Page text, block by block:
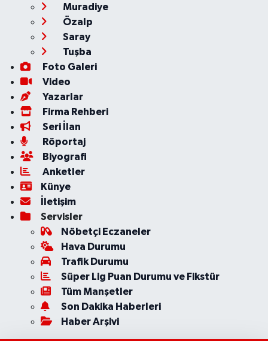
Muradiye
Özalp
Saray
Tuşba
Foto Galeri
Video
Yazarlar
Firma Rehberi
Seri İlan
Röportaj
Biyografi
Anketler
Künye
İletişim
Servisler
Nöbetçi Eczaneler
Hava Durumu
Trafik Durumu
Süper Lig Puan Durumu ve Fikstür
Tüm Manşetler
Son Dakika Haberleri
Haber Arşivi